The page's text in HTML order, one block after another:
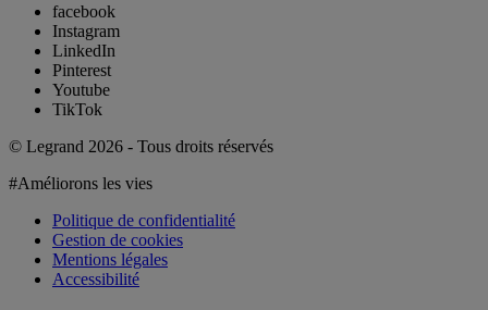
facebook
Instagram
LinkedIn
Pinterest
Youtube
TikTok
© Legrand 2026 - Tous droits réservés
#Améliorons les vies
Politique de confidentialité
Gestion de cookies
Mentions légales
Accessibilité